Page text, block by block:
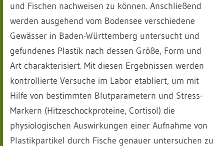
und Fischen nachweisen zu können. Anschließend
werden ausgehend vom Bodensee verschiedene
Gewässer in Baden-Württemberg untersucht und
gefundenes Plastik nach dessen Größe, Form und
Art charakterisiert. Mit diesen Ergebnissen werden
kontrollierte Versuche im Labor etabliert, um mit
Hilfe von bestimmten Blutparametern und Stress-
Markern (Hitzeschockproteine, Cortisol) die
physiologischen Auswirkungen einer Aufnahme von
Plastikpartikel durch Fische genauer untersuchen zu